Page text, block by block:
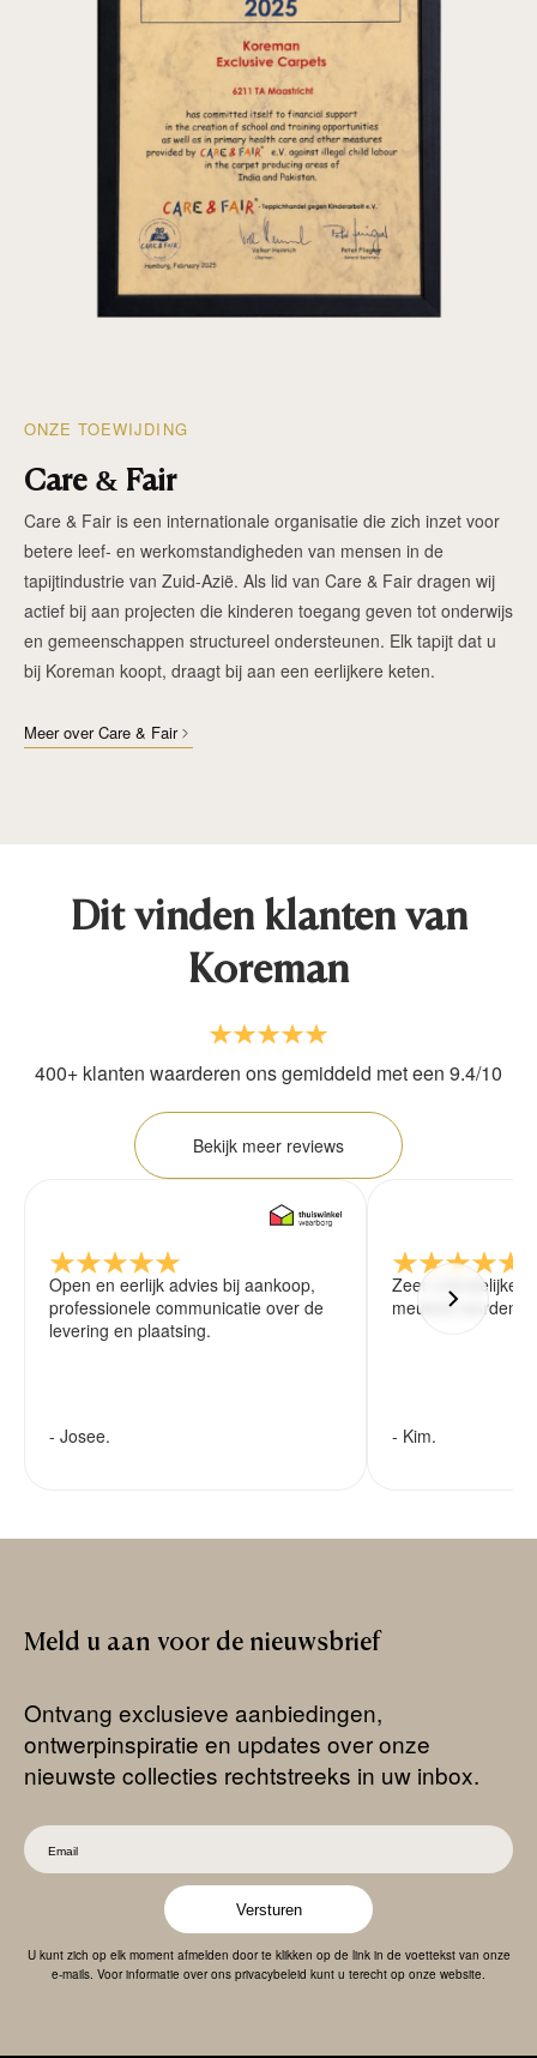
ONZE TOEWIJDING
Care & Fair
Care & Fair is een internationale organisatie die zich inzet voor
betere leef- en werkomstandigheden van mensen in de
tapijtindustrie van Zuid-Azië. Als lid van Care & Fair dragen wij
actief bij aan projecten die kinderen toegang geven tot onderwijs
en gemeenschappen structureel ondersteunen. Elk tapijt dat u
bij Koreman koopt, draagt bij aan een eerlijkere keten.
Meer over Care & Fair
Dit vinden klanten van
Koreman
400+ klanten waarderen ons gemiddeld met een 9.4/10
Bekijk meer reviews
Open en eerlijk advies bij aankoop,
professionele communicatie over de
levering en plaatsing.
- Josee.
Zeer vriendelijke
meubels worden
- Kim.
Meld u aan voor de nieuwsbrief
Ontvang exclusieve aanbiedingen,
ontwerpinspiratie en updates over onze
nieuwste collecties rechtstreeks in uw inbox.
Versturen
U kunt zich op elk moment afmelden door te klikken op de link in de voettekst van onze
e-mails. Voor informatie over ons privacybeleid kunt u terecht op onze website.